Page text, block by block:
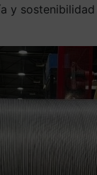
y sostenibilidad